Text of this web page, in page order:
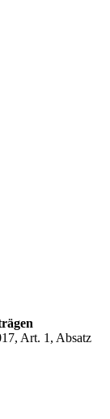
Art. 1, Absatz